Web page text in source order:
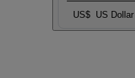
US$ US Dollar